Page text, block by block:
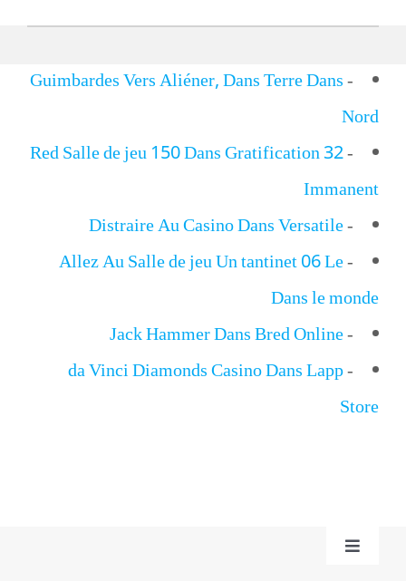
-
Guimbardes Vers Aliéner, Dans Terre Dans
Nord
-
32 Red Salle de jeu 150 Dans Gratification
Immanent
-
Distraire Au Casino Dans Versatile
-
Allez Au Salle de jeu Un tantinet 06 Le
Dans le monde
-
Jack Hammer Dans Bred Online
-
‎da Vinci Diamonds Casino Dans Lapp
Store
Toggle